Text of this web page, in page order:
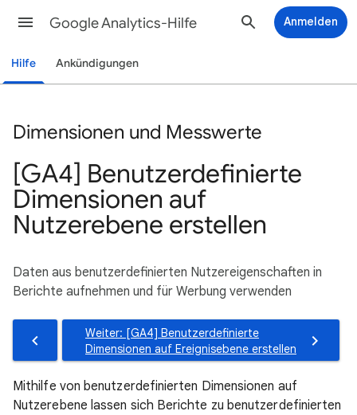
Google Analytics-Hilfe Anmelden
Hilfe Ankündigungen
Dimensionen und Messwerte
[GA4] Benutzerdefinierte
Dimensionen auf
Nutzerebene erstellen
Daten aus benutzerdefinierten Nutzereigenschaften in
Berichte aufnehmen und für Werbung verwenden
Weiter: [GA4] Benutzerdefinierte
Dimensionen auf Ereignisebene erstellen
Mithilfe von benutzerdefinierten Dimensionen auf
Nutzerebene lassen sich Berichte zu benutzerdefinierten